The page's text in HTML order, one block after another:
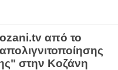
από το
στην Κοζάνη